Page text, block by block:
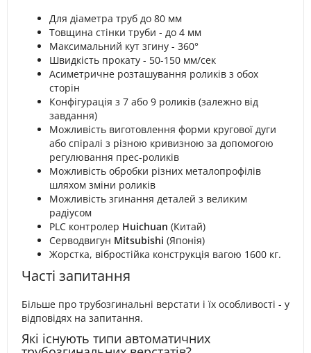
Для діаметра труб до 80 мм
Товщина стінки труби - до 4 мм
Максимальний кут згину - 360°
Швидкість прокату - 50-150 мм/сек
Асиметричне розташування роликів з обох
сторін
Конфігурація з 7 або 9 роликів (залежно від
завдання)
Можливість виготовлення форми кругової дуги
або спіралі з різною кривизною за допомогою
регулювання прес-роликів
Можливість обробки різних металопрофілів
шляхом зміни роликів
Можливість згинання деталей з великим
радіусом
PLC контролер Huichuan (Китай)
Серводвигун Mitsubishi (Японія)
Жорстка, вібростійка конструкція вагою 1600 кг.
Часті запитання
Більше про трубозгинальні верстати і їх особливості - у
відповідях на запитання.
Які існують типи автоматичних